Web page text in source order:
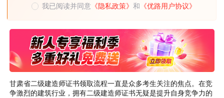
我已阅读并同意 《隐私政策》和 《优路用户协议》
甘肃省二级建造师证书领取流程一直是众多考生关注的焦点。在竞
争激烈的建筑行业，拥有二级建造师证书无疑是提升自身竞争力的